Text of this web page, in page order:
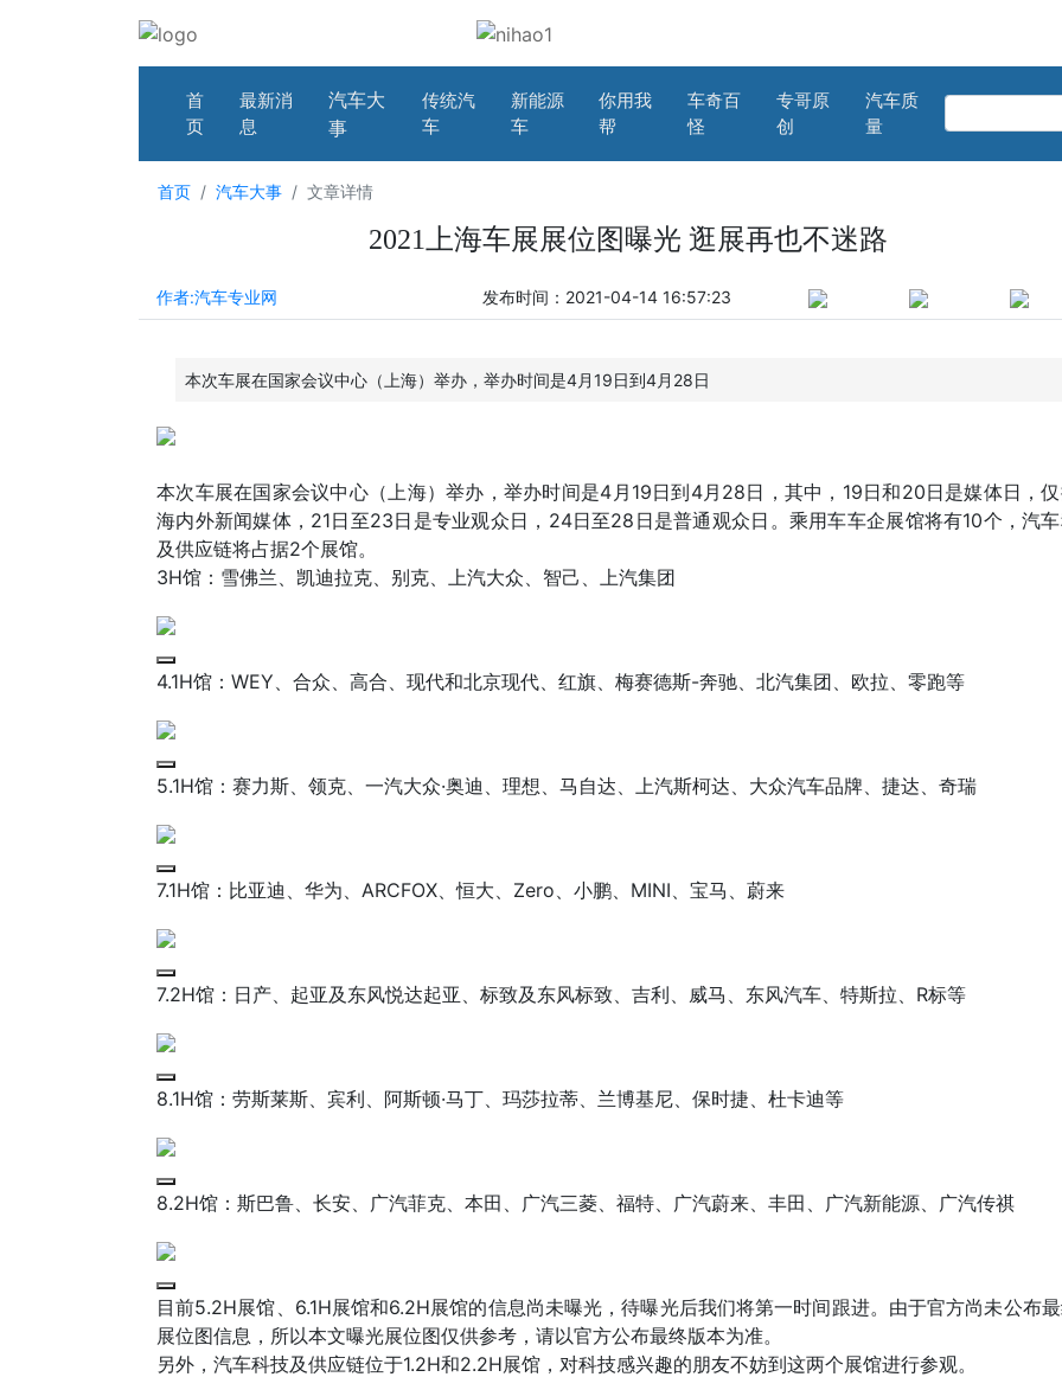
首
页
最新消
息
汽车大
事
传统汽
车
新能源
车
你用我
帮
车奇百
怪
专哥原
创
汽车质
量
首页 汽车大事 文章详情
2021上海车展展位图曝光 逛展再也不迷路
作者:汽车专业网 发布时间：2021-04-14 16:57:23
本次车展在国家会议中心（上海）举办，举办时间是4月19日到4月28日
本次车展在国家会议中心（上海）举办，举办时间是4月19日到4月28日，其中，19日和20日是媒体日，
海内外新闻媒体，21日至23日是专业观众日，24日至28日是普通观众日。乘用车车企展馆将有10个，汽
及供应链将占据2个展馆。
3H馆：雪佛兰、凯迪拉克、别克、上汽大众、智己、上汽集团
4.1H馆：WEY、合众、高合、现代和北京现代、红旗、梅赛德斯-奔驰、北汽集团、欧拉、零跑等
5.1H馆：赛力斯、领克、一汽大众·奥迪、理想、马自达、上汽斯柯达、大众汽车品牌、捷达、奇瑞
7.1H馆：比亚迪、华为、ARCFOX、恒大、Zero、小鹏、MINI、宝马、蔚来
7.2H馆：日产、起亚及东风悦达起亚、标致及东风标致、吉利、威马、东风汽车、特斯拉、R标等
8.1H馆：劳斯莱斯、宾利、阿斯顿·马丁、玛莎拉蒂、兰博基尼、保时捷、杜卡迪等
8.2H馆：斯巴鲁、长安、广汽菲克、本田、广汽三菱、福特、广汽蔚来、丰田、广汽新能源、广汽传祺
目前5.2H展馆、6.1H展馆和6.2H展馆的信息尚未曝光，待曝光后我们将第一时间跟进。由于官方尚未公布
展位图信息，所以本文曝光展位图仅供参考，请以官方公布最终版本为准。
另外，汽车科技及供应链位于1.2H和2.2H展馆，对科技感兴趣的朋友不妨到这两个展馆进行参观。